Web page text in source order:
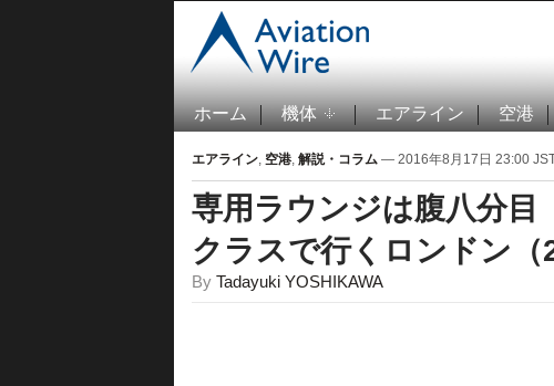
ホーム 機体 エアライン 空港
エアライン, 空港, 解説・コラム — 2016年8月17日 23:00
専用ラウンジは腹八分
クラスで行くロンドン（2
By Tadayuki YOSHIKAWA